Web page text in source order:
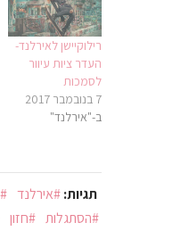
רילוקיישן לאירלנד-
העדר ציות עיוור
לסמכות
7 בנובמבר 2017
ב-"אירלנד"
תגיות: אירלנד
הסתגלות
חזון